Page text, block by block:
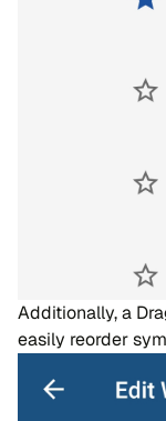
Additionally, a
easily reorder